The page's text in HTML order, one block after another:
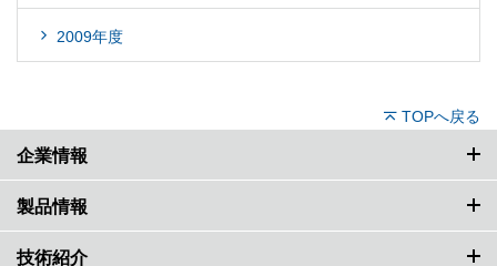
2009年度
TOPへ戻る
企業情報
製品情報
技術紹介